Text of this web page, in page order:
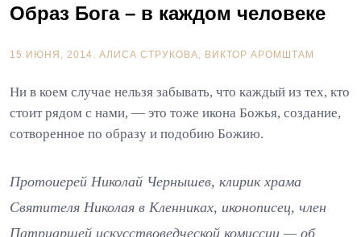
Образ Бога – в каждом человеке
15 ИЮНЯ, 2014. АЛИСА СТРУКОВА ВИКТОР АРОМШТАМ
Ни в коем случае нельзя забывать, что каждый из тех, кто
стоит рядом с нами, — это тоже икона Божья, создание,
сотворенное по образу и подобию Божию.
Протоиерей Николай Чернышев, клирик храма
Святителя Николая в Кленниках, иконописец, член
Патриаршей искусствоведческой комиссии — об